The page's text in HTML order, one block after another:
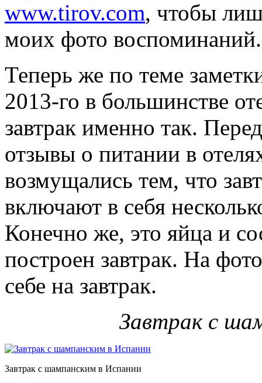
www.tirov.com, чтобы
моих фото воспоминаний.
Теперь же по теме
2013-го в большинстве
завтрак именно так.
отзывы о питании в
возмущались тем, что
включают в себя
Конечно же, это яйца и
построен завтрак. На
себе на завтрак.
Завтрак с
Завтрак с шампанским в Испании